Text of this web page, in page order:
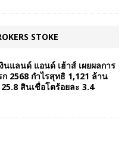
STOKE
นแลนด์ แอนด์ เฮ้าส์ เผยผลการ
2568 กำไรสุทธิ 1,121 ล้าน
สินเชื่อโตร้อยละ 3.4